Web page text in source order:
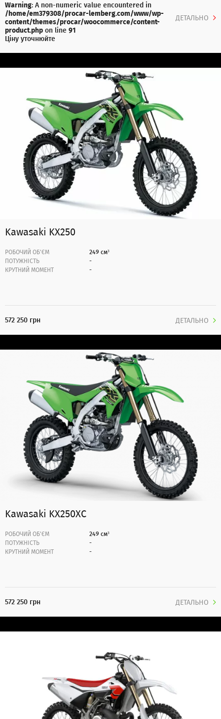
Warning: A non-numeric value encountered in
/home/em379308/procar-lemberg.com/www/wp-
content/themes/procar/woocommerce/content-
product.php on line 91
Ціну уточнюйте
ДЕТАЛЬНО
Kawasaki KX250
РОБОЧИЙ ОБ'ЄМ
249 см³
ПОТУЖНІСТЬ
-
КРУТНИЙ МОМЕНТ
-
572 250 грн ДЕТАЛЬНО
Kawasaki KX250XC
РОБОЧИЙ ОБ'ЄМ
249 см³
ПОТУЖНІСТЬ
-
КРУТНИЙ МОМЕНТ
-
572 250 грн ДЕТАЛЬНО